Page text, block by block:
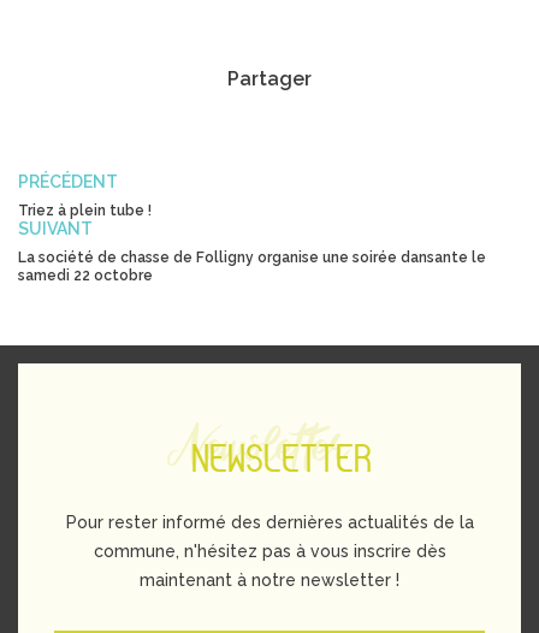
Partager
PRÉCÉDENT
Triez à plein tube !
SUIVANT
La société de chasse de Folligny organise une soirée dansante le
samedi 22 octobre
Newsletter
NEWSLETTER
Pour rester informé des dernières actualités de la
commune, n'hésitez pas à vous inscrire dès
maintenant à notre newsletter !